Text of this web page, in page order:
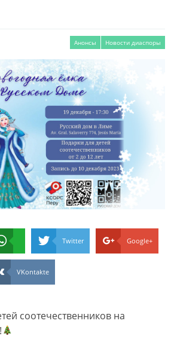
Анонсы Новости диаспоры
Twitter Google+
VKontakte
соотечественников на